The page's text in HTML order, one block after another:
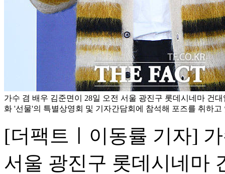
가수 겸 배우 김준면이 28일 오전 서울 광진구 롯데시네마 건
화 '선물'의 특별상영회 및 기자간담회에 참석해 포즈를 취하고
[더팩트ㅣ이동률 기자]
서울 광진구 롯데시네마